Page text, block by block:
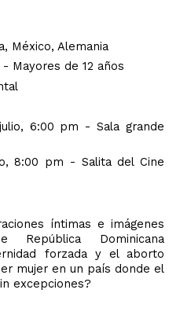
México, Alemania
Mayores de 12 años
6:00 pm - Sala grande
8:00 pm - Salita del Cine
íntimas e imágenes
República Dominicana
forzada y el aborto
mujer en un país donde el
excepciones?